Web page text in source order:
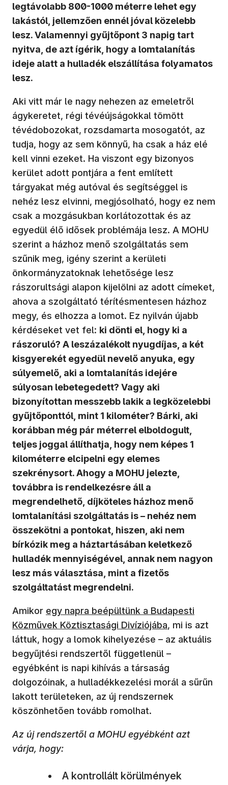
legtávolabb 800-1000 méterre lehet egy
lakástól, jellemzően ennél jóval közelebb
lesz. Valamennyi gyűjtőpont 3 napig tart
nyitva, de azt ígérik, hogy a lomtalanítás
ideje alatt a hulladék elszállítása folyamatos
lesz.
Aki vitt már le nagy nehezen az emeletről
ágykeretet, régi tévéújságokkal tömött
tévédobozokat, rozsdamarta mosogatót, az
tudja, hogy az sem könnyű, ha csak a ház elé
kell vinni ezeket. Ha viszont egy bizonyos
kerület adott pontjára a fent említett
tárgyakat még autóval és segítséggel is
nehéz lesz elvinni, megjósolható, hogy ez nem
csak a mozgásukban korlátozottak és az
egyedül élő idősek problémája lesz. A MOHU
szerint a házhoz menő szolgáltatás sem
szűnik meg, igény szerint a kerületi
önkormányzatoknak lehetősége lesz
rászorultsági alapon kijelölni az adott címeket,
ahova a szolgáltató térítésmentesen házhoz
megy, és elhozza a lomot. Ez nyilván újabb
kérdéseket vet fel: ki dönti el, hogy ki a
rászoruló? A leszázalékolt nyugdíjas, a két
kisgyerekét egyedül nevelő anyuka, egy
súlyemelő, aki a lomtalanítás idejére
súlyosan lebetegedett? Vagy aki
bizonyítottan messzebb lakik a legközelebbi
gyűjtőponttól, mint 1 kilométer? Bárki, aki
korábban még pár méterrel elboldogult,
teljes joggal állíthatja, hogy nem képes 1
kilométerre elcipelni egy elemes
szekrénysort. Ahogy a MOHU jelezte,
továbbra is rendelkezésre áll a
megrendelhető, díjköteles házhoz menő
lomtalanítási szolgáltatás is – nehéz nem
összekötni a pontokat, hiszen, aki nem
bírkózik meg a háztartásában keletkező
hulladék mennyiségével, annak nem nagyon
lesz más választása, mint a fizetős
szolgáltatást megrendelni.
Amikor egy napra beépültünk a Budapesti
Közművek Köztisztasági Divíziójába, mi is azt
láttuk, hogy a lomok kihelyezése – az aktuális
begyűjtési rendszertől függetlenül –
egyébként is napi kihívás a társaság
dolgozóinak, a hulladékkezelési morál a sűrűn
lakott területeken, az új rendszernek
köszönhetően tovább romolhat.
Az új rendszertől a MOHU egyébként azt
várja, hogy:
A kontrollált körülmények